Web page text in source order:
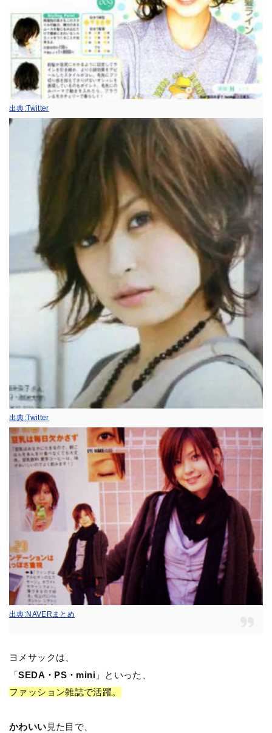
出典:Twitter
出典:Twitter
出典:NAVERまとめ
ヨメサックは、
「SEDA・PS・mini」といった、
ファッション雑誌で活躍。
かわいい 見た目で、